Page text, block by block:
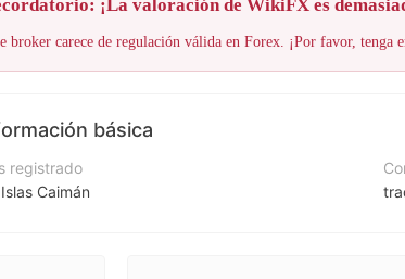
¡La valoración de WikiFX es
broker carece de regulación válida en Forex. ¡Por favor, tenga
básica
registrado
Islas Caimán